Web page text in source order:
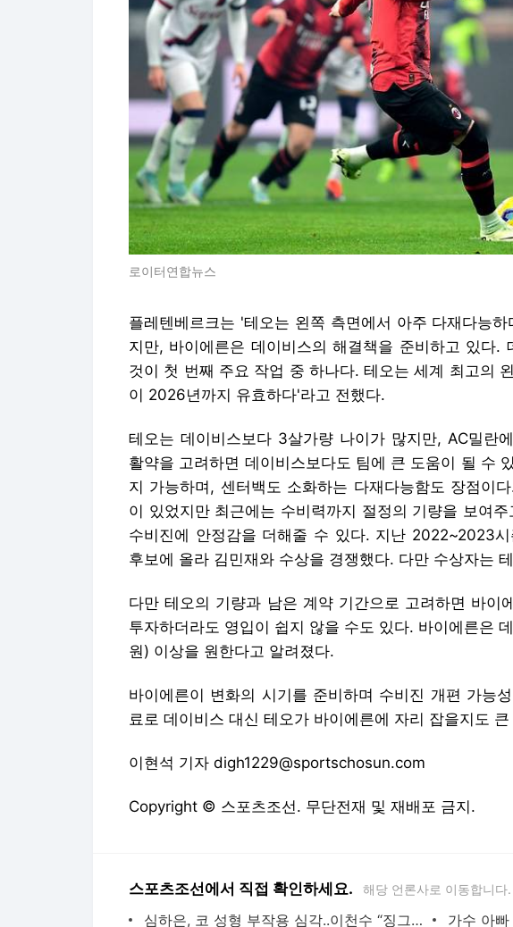
로이터연합뉴스
플레텐베르크는 '테오는 왼쪽 측면에서 아주 다재다능
지만, 바이에른은 데이비스의 해결책을 준비하고 있다.
것이 첫 번째 주요 작업 중 하나다. 테오는 세계 최고의
이 2026년까지 유효하다'라고 전했다.
테오는 데이비스보다 3살가량 나이가 많지만, AC밀란
활약을 고려하면 데이비스보다도 팀에 큰 도움이 될 수
지 가능하며, 센터백도 소화하는 다재다능함도 장점이
이 있었지만 최근에는 수비력까지 절정의 기량을 보여
수비진에 안정감을 더해줄 수 있다. 지난 2022~2023
후보에 올라 김민재와 수상을 경쟁했다. 다만 수상자는
다만 테오의 기량과 남은 계약 기간으로 고려하면 바이
투자하더라도 영입이 쉽지 않을 수도 있다. 바이에른은
원) 이상을 원한다고 알려졌다.
바이에른이 변화의 시기를 준비하며 수비진 개편 가능
료로 데이비스 대신 테오가 바이에른에 자리 잡을지도
이현석 기자 digh1229@sportschosun.com
Copyright © 스포츠조선. 무단전재 및 재배포 금지.
스포츠조선에서 직접 확인하세요. 해당 언론사로 이동합니다.
심하은, 코 성형 부작용 심각..이천수 “징그럽다” 막말에 '오열'